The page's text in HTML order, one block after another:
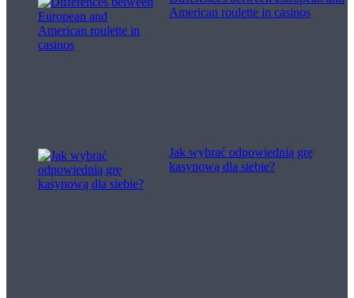
American roulette in casinos
Jak wybrać odpowiednią grę
kasynową dla siebie?